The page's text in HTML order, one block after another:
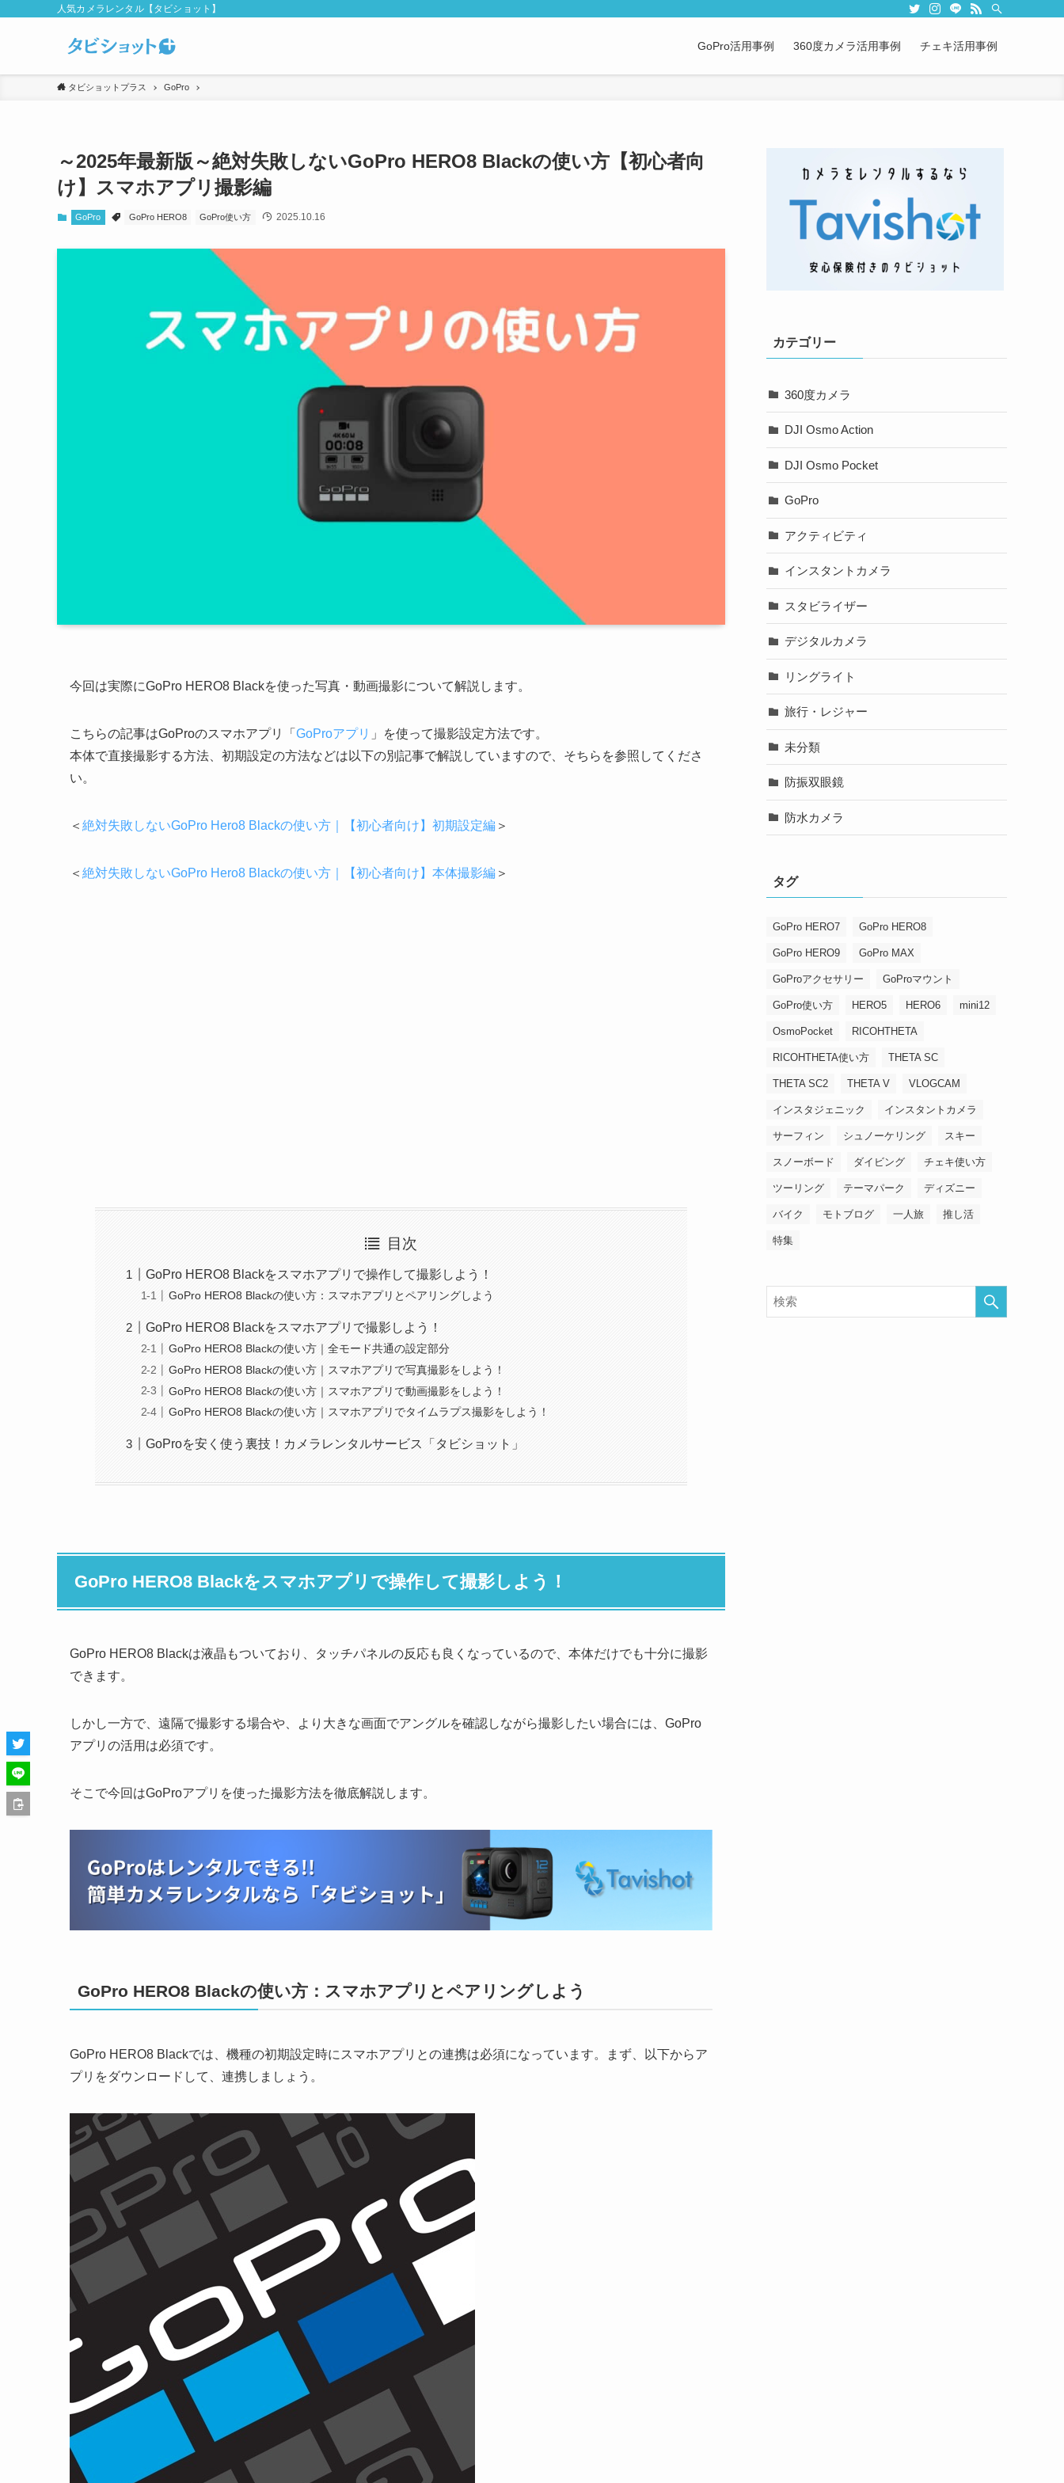
人気カメラレンタル【タビショット】
GoPro活用事例 360度カメラ活用事例 チェキ活用事例
タビショットプラス GoPro
～2025年最新版～絶対失敗しないGoPro HERO8 Blackの使い方【初心者向
け】スマホアプリ撮影編
GoPro GoPro HERO8 GoPro使い方 2025.10.16
今回は実際にGoPro HERO8 Blackを使った写真・動画撮影について解説します。
こちらの記事はGoProのスマホアプリ「 GoProアプリ 」を使って撮影設定方法です。
本体で直接撮影する方法、初期設定の方法などは以下の別記事で解説していますので、そちらを参照してくださ
い。
＜ 絶対失敗しないGoPro Hero8 Blackの使い方｜【初心者向け】初期設定編 ＞
＜ 絶対失敗しないGoPro Hero8 Blackの使い方｜【初心者向け】本体撮影編 ＞
目次
GoPro HERO8 Blackをスマホアプリで操作して撮影しよう！
GoPro HERO8 Blackの使い方：スマホアプリとペアリングしよう
GoPro HERO8 Blackをスマホアプリで撮影しよう！
GoPro HERO8 Blackの使い方｜全モード共通の設定部分
GoPro HERO8 Blackの使い方｜スマホアプリで写真撮影をしよう！
GoPro HERO8 Blackの使い方｜スマホアプリで動画撮影をしよう！
GoPro HERO8 Blackの使い方｜スマホアプリでタイムラプス撮影をしよう！
GoProを安く使う裏技！カメラレンタルサービス「タビショット」
GoPro HERO8 Blackをスマホアプリで操作して撮影しよう！
GoPro HERO8 Blackは液晶もついており、タッチパネルの反応も良くなっているので、本体だけでも十分に撮影
できます。
しかし一方で、遠隔で撮影する場合や、より大きな画面でアングルを確認しながら撮影したい場合には、GoPro
アプリの活用は必須です。
そこで今回はGoProアプリを使った撮影方法を徹底解説します。
GoPro HERO8 Blackの使い方：スマホアプリとペアリングしよう
GoPro HERO8 Blackでは、機種の初期設定時にスマホアプリとの連携は必須になっています。まず、以下からア
プリをダウンロードして、連携しましょう。
カテゴリー
360度カメラ
DJI Osmo Action
DJI Osmo Pocket
GoPro
アクティビティ
インスタントカメラ
スタビライザー
デジタルカメラ
リングライト
旅行・レジャー
未分類
防振双眼鏡
防水カメラ
タグ
GoPro HERO7 GoPro HERO8
GoPro HERO9 GoPro MAX
GoProアクセサリー GoProマウント
GoPro使い方 HERO5 HERO6 mini12
OsmoPocket RICOHTHETA
RICOHTHETA使い方 THETA SC
THETA SC2 THETA V VLOGCAM
インスタジェニック インスタントカメラ
サーフィン シュノーケリング スキー
スノーボード ダイビング チェキ使い方
ツーリング テーマパーク ディズニー
バイク モトブログ 一人旅 推し活
特集